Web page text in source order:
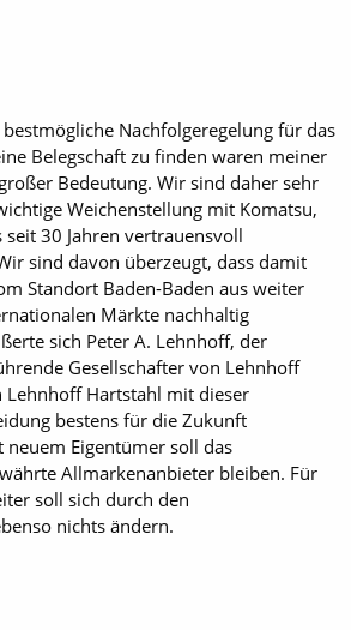
Nachfolgeregelung für das
Belegschaft zu finden waren meiner
Bedeutung. Wir sind daher sehr
Weichenstellung mit Komatsu,
30 Jahren vertrauensvoll
sind davon überzeugt, dass damit
Standort Baden-Baden aus weiter
Märkte nachhaltig
sich Peter A. Lehnhoff, der
Gesellschafter von Lehnhoff
Lehnhoff Hartstahl mit dieser
bestens für die Zukunft
neuem Eigentümer soll das
Allmarkenanbieter bleiben. Für
soll sich durch den
nichts ändern.